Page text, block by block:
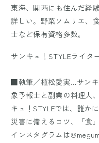
東海、関西にも住んだ経
詳しい。野菜ソムリエ、
士など保有資格多数。
サンキュ！STYLEライタ
■執筆／植松愛実…サンキ
象予報士と副業の料理人
キュ！STYLEでは、誰か
災害に備えるコツ、「食
インスタグラムは